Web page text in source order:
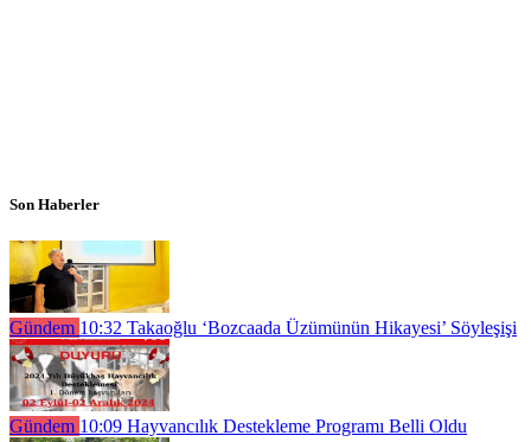
Son Haberler
Gündem 10:32 Takaoğlu ‘Bozcaada Üzümünün Hikayesi’ Söyleşişi
Gündem 10:09 Hayvancılık Destekleme Programı Belli Oldu